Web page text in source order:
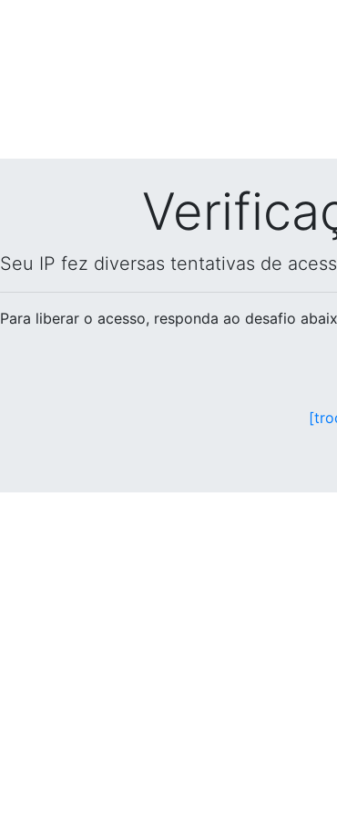
Seu IP fez diversas tentativas de
Para liberar o acesso, responda ao desafio